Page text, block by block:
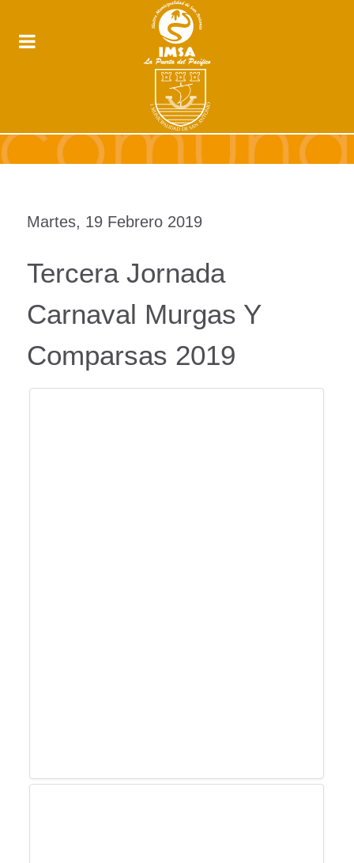
Martes, 19 Febrero 2019
Tercera Jornada
Carnaval Murgas Y
Comparsas 2019